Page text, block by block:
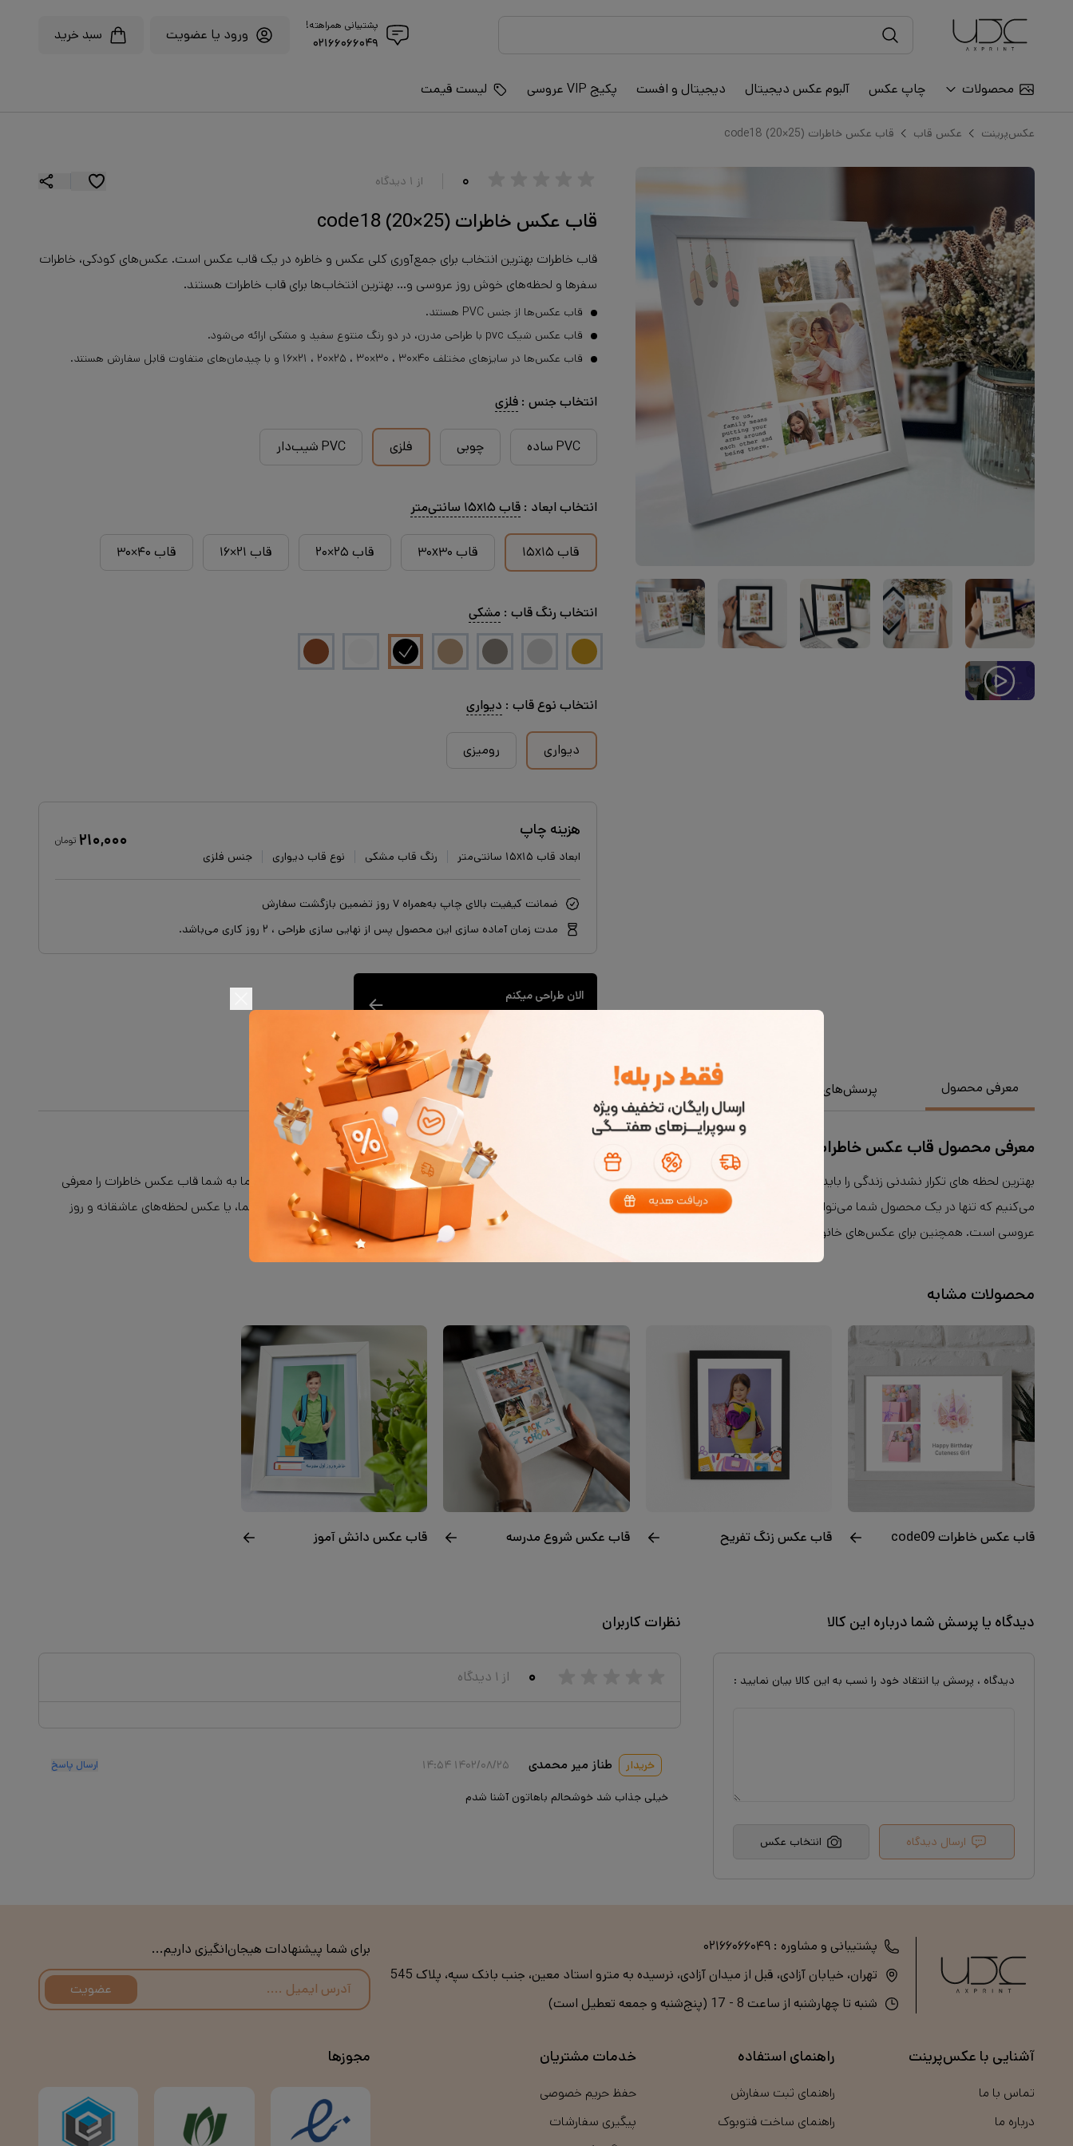
پشتیبانی همراهته!
۰۲۱۶۶۰۶۶۰۴۹ ورود یا عضویت سبد خرید
محصولات چاپ عکس آلبوم عکس دیجیتال دیجیتال و افست پکیج VIP عروسی لیست قیمت
عکس‌پرینت عکس قاب قاب عکس خاطرات code18 (20×25)
۰ از ۱ دیدگاه
قاب عکس خاطرات code18 (20×25)
قاب خاطرات بهترین انتخاب برای جمع‌آوری کلی عکس و خاطره در یک قاب عکس است. عکس‌های کودکی، خاطرات
سفرها و لحظه‌های خوش روز عروسی و... بهترین انتخاب‌ها برای قاب خاطرات هستند.
قاب عکس‌ها از جنس PVC هستند.
قاب عکس شیک pvc با طراحی مدرن، در دو رنگ متنوع سفید و مشکی ارائه می‌شود.
قاب عکس‌ها در سایزهای مختلف ۴۰×۳۰ ، ۳۰×۳۰ ، ۲۵×۲۰ ، ۲۱×۱۶ و با چیدمان‌های متفاوت قابل سفارش هستند.
انتخاب جنس : فلزی
PVC ساده چوبی فلزی PVC شیب‌دار
انتخاب ابعاد : قاب ۱۵x۱۵ سانتی‌متر
قاب ۱۵x۱۵ قاب ۳۰x۳۰ قاب ۲۵×۲۰ قاب ۲۱×۱۶ قاب ۴۰×۳۰
انتخاب رنگ قاب : مشکی
انتخاب نوع قاب : دیواری
دیواری رومیزی
هزینه چاپ
ابعاد قاب ۱۵x۱۵ سانتی‌متر رنگ قاب مشکی نوع قاب دیواری جنس فلزی
۲۱۰,۰۰۰ تومان
ضمانت کیفیت بالای چاپ به‌همراه ۷ روز تضمین بازگشت سفارش
مدت زمان آماده سازی این محصول پس از نهایی سازی طراحی ، ۲ روز کاری می‌باشد.
الان طراحی میکنم
ابتدا طراحی محصول سپس پرداخت صورتحساب
معرفی محصول پرسش‌های متداول محصولات مشابه
معرفی محصول قاب عکس خاطرات code18(20×25)
بهترین لحظه های تکرار نشدنی زندگی را باید قاب گرفت و همیشه با نگاه کردن به آن انرژی گرفت. برای صرفه جویی در هزینه‌ی چاپ و خرید قاب عکس‌های متعدد ما به شما قاب عکس خاطرات را معرفی
می‌کنیم که تنها در یک محصول شما می‌توانید تمام لحظه‌های شیرین زندگی را در کنار هم چاپ کنید. قاب عکس خاطرات مناسب برای عکس‌های نوزاد و کودک شما، یا عکس‌ لحظه‌های عاشقانه و روز
عروسی است. همچنین برای عکس‌های خانوادگی و یا سفرهای دوستانه، ما قاب عکس خاطرات را به شما پیشنهاد می‌کنیم.
محصولات مشابه
قاب عکس خاطرات code09 قاب عکس زنگ تفریح قاب عکس شروع مدرسه قاب عکس دانش آموز
دیدگاه یا پرسش شما درباره این کالا
دیدگاه ، پرسش یا انتقاد خود را نسب به این کالا بیان نمایید :
ارسال دیدگاه انتخاب عکس
نظرات کاربران
۰ از ۱ دیدگاه
خریدار طناز میر محمدی ۱۴۰۲/۰۸/۲۵ ۱۴:۵۴ ارسال پاسخ
خیلی جذاب شد خوشحالم باهاتون آشنا شدم
پشتیبانی و مشاوره : ۰۲۱۶۶۰۶۶۰۴۹
تهران، خیابان آزادی، قبل از میدان آزادی، نرسیده به مترو استاد معین، جنب بانک سپه، پلاک 545
شنبه تا چهارشنبه از ساعت 8 - 17 (پنج‌شنبه و جمعه تعطیل است)
برای شما پیشنهادات هیجان‌انگیزی داریم...
عضویت
آشنایی با عکس‌پرینت
تماس با ما
درباره ما
راهنمای استفاده
راهنمای ثبت سفارش
راهنمای ساخت فتوبوک
خدمات مشتریان
حفظ حریم خصوصی
پیگیری سفارشات
مجوزها